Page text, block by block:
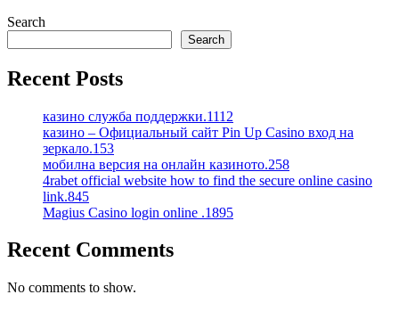
Search
Search
Recent Posts
казино служба поддержки.1112
казино – Официальный сайт Pin Up Casino вход на
зеркало.153
мобилна версия на онлайн казиното.258
4rabet official website how to find the secure online casino
link.845
Magius Casino login online .1895
Recent Comments
No comments to show.